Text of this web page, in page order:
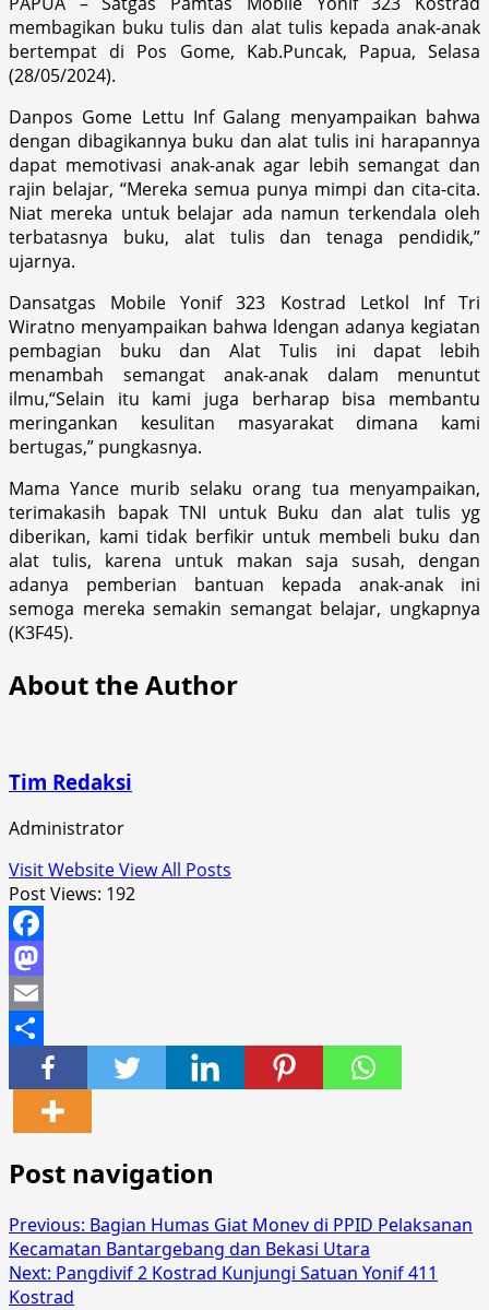
membagikan buku tulis dan alat tulis kepada anak-anak
bertempat di Pos Gome, Kab.Puncak, Papua, Selasa
(28/05/2024).
Danpos Gome Lettu Inf Galang menyampaikan bahwa
dengan dibagikannya buku dan alat tulis ini harapannya
dapat memotivasi anak-anak agar lebih semangat dan
rajin belajar, “Mereka semua punya mimpi dan cita-cita.
Niat mereka untuk belajar ada namun terkendala oleh
terbatasnya buku, alat tulis dan tenaga pendidik,”
ujarnya.
Dansatgas Mobile Yonif 323 Kostrad Letkol Inf Tri
Wiratno menyampaikan bahwa ldengan adanya kegiatan
pembagian buku dan Alat Tulis ini dapat lebih
menambah semangat anak-anak dalam menuntut
ilmu,“Selain itu kami juga berharap bisa membantu
meringankan kesulitan masyarakat dimana kami
bertugas,” pungkasnya.
Mama Yance murib selaku orang tua menyampaikan,
terimakasih bapak TNI untuk Buku dan alat tulis yg
diberikan, kami tidak berfikir untuk membeli buku dan
alat tulis, karena untuk makan saja susah, dengan
adanya pemberian bantuan kepada anak-anak ini
semoga mereka semakin semangat belajar, ungkapnya
(K3F45).
About the Author
Tim Redaksi
Administrator
Visit WebsiteView All Posts
Post Views: 192
Facebook
Mastodon
Email
Share
Post navigation
Previous: Bagian Humas Giat Monev di PPID Pelaksanan
Kecamatan Bantargebang dan Bekasi Utara
Next: Pangdivif 2 Kostrad Kunjungi Satuan Yonif 411
Kostrad